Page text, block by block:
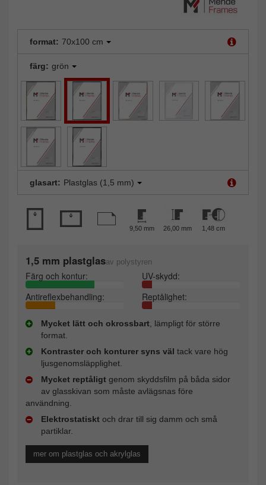
format: 70x100 cm
färg: grön
glasart: Plastglas (1,5 mm)
9,50 mm 26,00 mm 1,48 cm
1,5 mm plastglasav polystyren
Färg och kontur:
UV-skydd:
Antireflexbehandling:
Reptålighet:
Mycket lätt och okrossbart , lämpligt för större
format.
Kontraster och konturer syns väl tack vare hög
ljusgenomsläpplighet.
Mycket reptåligt genom skyddsfilm på båda sidor
av glasskivan som måste avlägsnas före
användning.
Elektrostatiskt och drar till sig damm och små
partiklar.
mer om plastglas och akrylglas